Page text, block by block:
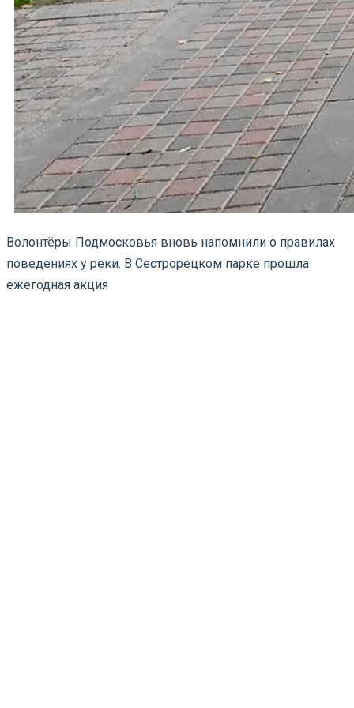
Волонтёры Подмосковья вновь напомнили о правилах
поведениях у реки. В Сестрорецком парке прошла
ежегодная акция